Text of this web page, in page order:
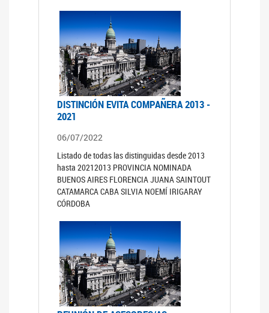
DISTINCIÓN EVITA COMPAÑERA 2013 -
2021
06/07/2022
Listado de todas las distinguidas desde 2013
hasta 20212013 PROVINCIA NOMINADA
BUENOS AIRES FLORENCIA JUANA SAINTOUT
CATAMARCA CABA SILVIA NOEMÍ IRIGARAY
CÓRDOBA